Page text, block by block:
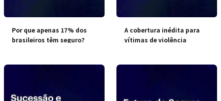
Por que apenas 17% dos
brasileiros têm seguro?
A cobertura inédita para
vítimas de violência